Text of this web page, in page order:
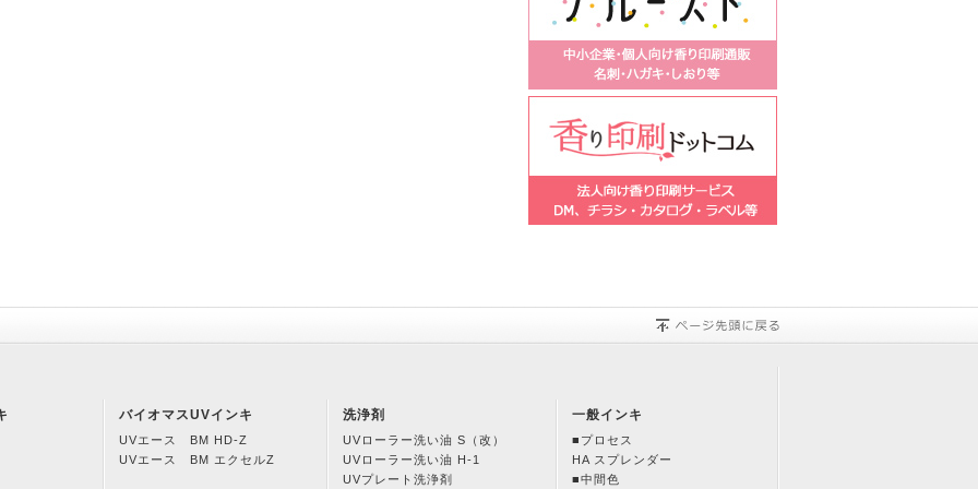
バイオマスUVインキ
UVエース BM HD-Z
UVエース BM エクセルZ
洗浄剤
UVローラー洗い油 S（改）
UVローラー洗い油 H-1
UVプレート洗浄剤
一般インキ
■プロセス
HA スプレンダー
■中間色